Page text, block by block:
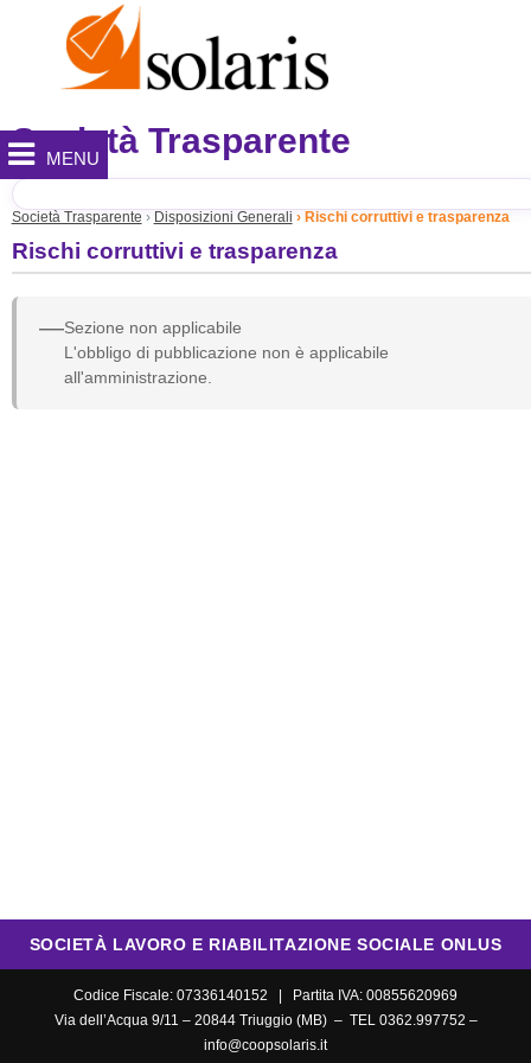
MENU
Società Trasparente
Società Trasparente Disposizioni Generali Rischi corruttivi e trasparenza
Rischi corruttivi e trasparenza
—Sezione non applicabile
L'obbligo di pubblicazione non è applicabile
all'amministrazione.
SOCIETÀ LAVORO E RIABILITAZIONE SOCIALE ONLUS
Codice Fiscale: 07336140152 | Partita IVA: 00855620969
Via dell’Acqua 9/11 – 20844 Triuggio (MB) – TEL 0362.997752 –
info@coopsolaris.it